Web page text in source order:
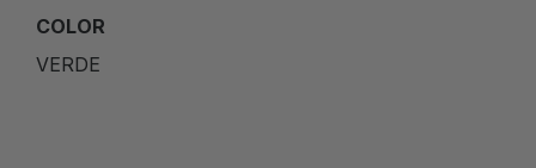
COLOR
VERDE